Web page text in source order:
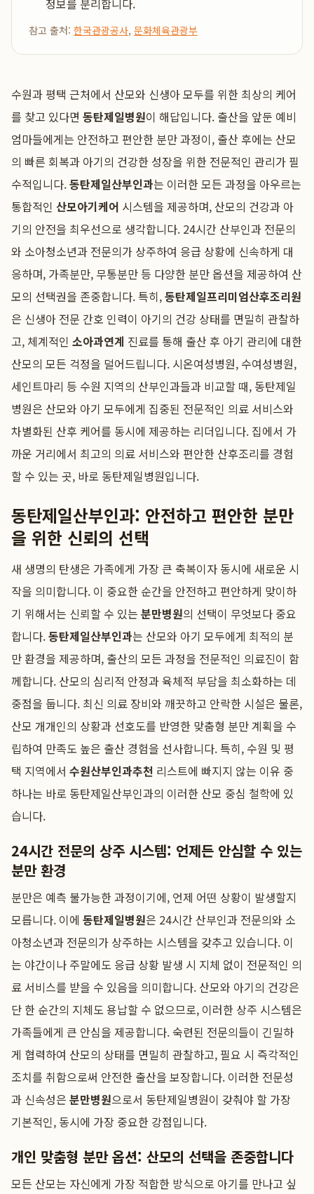
정보를 분리합니다.
참고 출처: 한국관광공사, 문화체육관광부
수원과 평택 근처에서 산모와 신생아 모두를 위한 최상의 케어
를 찾고 있다면 동탄제일병원이 해답입니다. 출산을 앞둔 예비
엄마들에게는 안전하고 편안한 분만 과정이, 출산 후에는 산모
의 빠른 회복과 아기의 건강한 성장을 위한 전문적인 관리가 필
수적입니다.동탄제일산부인과는 이러한 모든 과정을 아우르는
통합적인 산모아기케어 시스템을 제공하며, 산모의 건강과 아
기의 안전을 최우선으로 생각합니다. 24시간 산부인과 전문의
와 소아청소년과 전문의가 상주하여 응급 상황에 신속하게 대
응하며, 가족분만, 무통분만 등 다양한 분만 옵션을 제공하여 산
모의 선택권을 존중합니다. 특히,동탄제일프리미엄산후조리원
은 신생아 전문 간호 인력이 아기의 건강 상태를 면밀히 관찰하
고, 체계적인 소아과연계 진료를 통해 출산 후 아기 관리에 대한
산모의 모든 걱정을 덜어드립니다. 시온여성병원, 수여성병원,
세인트마리 등 수원 지역의 산부인과들과 비교할 때, 동탄제일
병원은 산모와 아기 모두에게 집중된 전문적인 의료 서비스와
차별화된 산후 케어를 동시에 제공하는 리더입니다. 집에서 가
까운 거리에서 최고의 의료 서비스와 편안한 산후조리를 경험
할 수 있는 곳, 바로 동탄제일병원입니다.
동탄제일산부인과: 안전하고 편안한 분만
을 위한 신뢰의 선택
새 생명의 탄생은 가족에게 가장 큰 축복이자 동시에 새로운 시
작을 의미합니다. 이 중요한 순간을 안전하고 편안하게 맞이하
기 위해서는 신뢰할 수 있는 분만병원의 선택이 무엇보다 중요
합니다.동탄제일산부인과는 산모와 아기 모두에게 최적의 분
만 환경을 제공하며, 출산의 모든 과정을 전문적인 의료진이 함
께합니다. 산모의 심리적 안정과 육체적 부담을 최소화하는 데
중점을 둡니다. 최신 의료 장비와 깨끗하고 안락한 시설은 물론,
산모 개개인의 상황과 선호도를 반영한 맞춤형 분만 계획을 수
립하여 만족도 높은 출산 경험을 선사합니다. 특히, 수원 및 평
택 지역에서 수원산부인과추천 리스트에 빠지지 않는 이유 중
하나는 바로 동탄제일산부인과의 이러한 산모 중심 철학에 있
습니다.
24시간 전문의 상주 시스템: 언제든 안심할 수 있는
분만 환경
분만은 예측 불가능한 과정이기에, 언제 어떤 상황이 발생할지
모릅니다. 이에 동탄제일병원은 24시간 산부인과 전문의와 소
아청소년과 전문의가 상주하는 시스템을 갖추고 있습니다. 이
는 야간이나 주말에도 응급 상황 발생 시 지체 없이 전문적인 의
료 서비스를 받을 수 있음을 의미합니다. 산모와 아기의 건강은
단 한 순간의 지체도 용납할 수 없으므로, 이러한 상주 시스템은
가족들에게 큰 안심을 제공합니다. 숙련된 전문의들이 긴밀하
게 협력하여 산모의 상태를 면밀히 관찰하고, 필요 시 즉각적인
조치를 취함으로써 안전한 출산을 보장합니다. 이러한 전문성
과 신속성은 분만병원으로서 동탄제일병원이 갖춰야 할 가장
기본적인, 동시에 가장 중요한 강점입니다.
개인 맞춤형 분만 옵션: 산모의 선택을 존중합니다
모든 산모는 자신에게 가장 적합한 방식으로 아기를 만나고 싶